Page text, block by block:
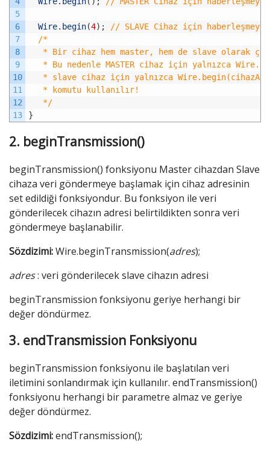
5
6
7
8
9
10
11
12
13
Wire. begin(4) ;
// SLAVE Cihaz için
/*
* Bir cihaz hem master, hem de slave olarak
* Bu nedenle MASTER cihaz için yalnızca
* slave cihaz için yalnızca
* komutu kullanılır!
*/
}
2. beginTransmission()
beginTransmission() fonksiyonu Master cihazdan Slave
cihaza veri göndermeye başlamak için cihaz adresinin
set edildiği fonksiyondur. Bu fonksiyon ile veri
gönderilecek cihazın adresi belirtildikten sonra veri
göndermeye başlanabilir.
Sözdizimi:Wire.beginTransmission(adres);
adres: veri gönderilecek slave cihazın adresi
beginTransmission fonksiyonu geriye herhangi bir
değer döndürmez.
3. endTransmission Fonksiyonu
beginTransmission fonksiyonu ile başlatılan veri
iletimini sonlandırmak için kullanılır. endTransmission()
fonksiyonu herhangi bir parametre almaz ve geriye
değer döndürmez.
Sözdizimi:endTransmission();